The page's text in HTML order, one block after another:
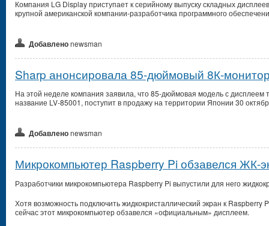
Компания LG Display приступает к серийному выпуску складных
крупной американской компании-разработчика программного
Добавленоnewsman
Sharp анонсировала 85-дюймовый 8К-
На этой неделе компания заявила, что 85-дюймовая модель с дисплеем
название LV-85001, поступит в продажу на территории Японии 30
Добавленоnewsman
Микрокомпьютер Raspberry Pi обзавелся ЖК-
Разработчики микрокомпьютера Raspberry Pi выпустили для него
Хотя возможность подключить жидкокристаллический экран к Raspberry
сейчас этот микрокомпьютер обзавелся «официальным» дисплеем.